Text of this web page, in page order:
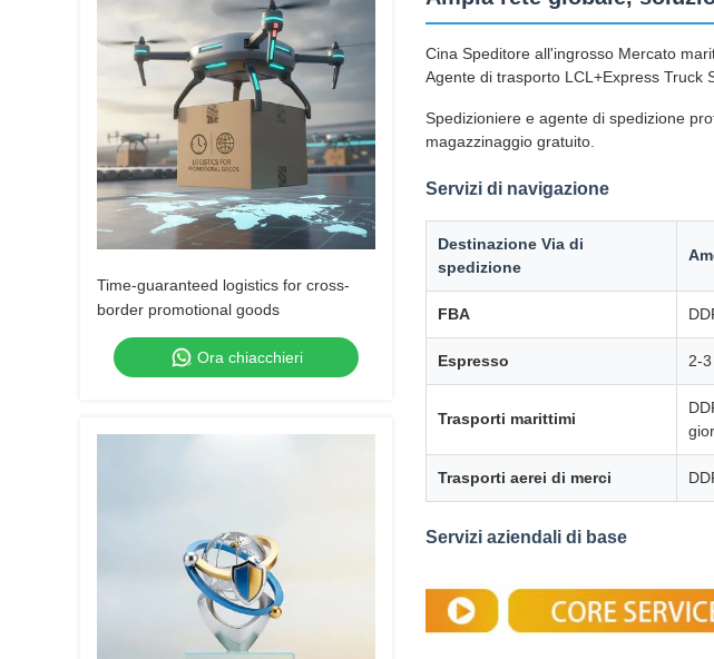
Time-guaranteed logistics for cross-
border promotional goods
Ora chiacchieri
Cina Speditore all'ingrosso Mercato
Agente di trasporto LCL+Express Truck
Spedizioniere e agente di spedizione
magazzinaggio gratuito.
Servizi di navigazione
Destinazione Via di
spedizione
FBA
Espresso 2-
Trasporti marittimi
Trasporti aerei di merci
Servizi aziendali di base